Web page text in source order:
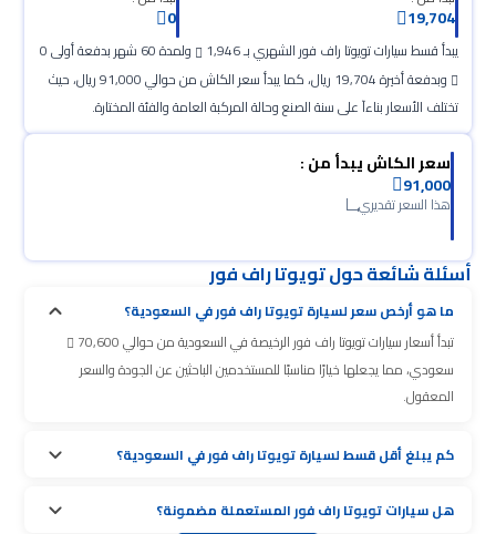
19,704
0
يبدأ قسط سيارات تويوتا راف فور الشهري بـ 1,946
ولمدة 60 شهر بدفعة أولى 0
وبدفعة أخيرة 19,704 ريال، كما يبدأ سعر الكاش من حوالي 91,000 ريال، حيث
تختلف الأسعار بناءآ على سنة الصنع وحالة المركبة العامة والفئة المختارة.
سعر الكاش يبدأ من :
91,000
هذا السعر تقديري
أسئلة شائعة حول تويوتا راف فور
ما هو أرخص سعر لسيارة تويوتا راف فور في السعودية؟
تبدأ أسعار سيارات تويوتا راف فور الرخيصة في السعودية من حوالي 70,600
سعودي، مما يجعلها خيارًا مناسبًا للمستخدمين الباحثين عن الجودة والسعر
المعقول.
كم يبلغ أقل قسط لسيارة تويوتا راف فور في السعودية؟
هل سيارات تويوتا راف فور المستعملة مضمونة؟